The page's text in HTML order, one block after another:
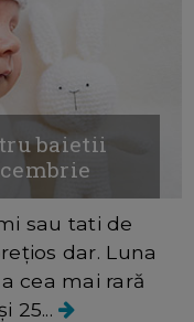
baietii
sau tati de
dar. Luna
cea mai rară
25...